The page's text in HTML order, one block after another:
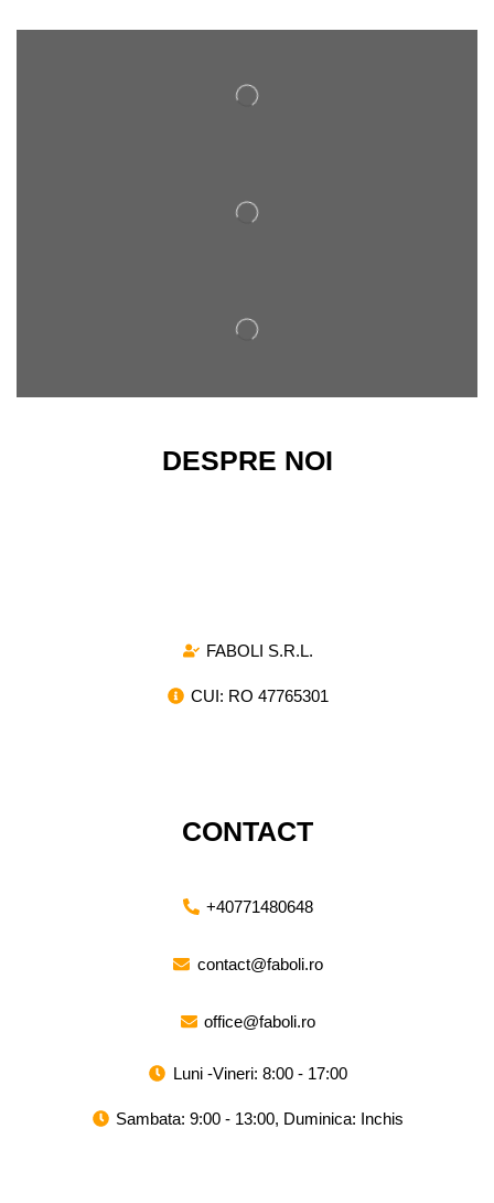
DESPRE NOI
FABOLI S.R.L.
CUI: RO 47765301
CONTACT
+40771480648
contact@faboli.ro
office@faboli.ro
Luni -Vineri: 8:00 - 17:00
Sambata: 9:00 - 13:00, Duminica: Inchis